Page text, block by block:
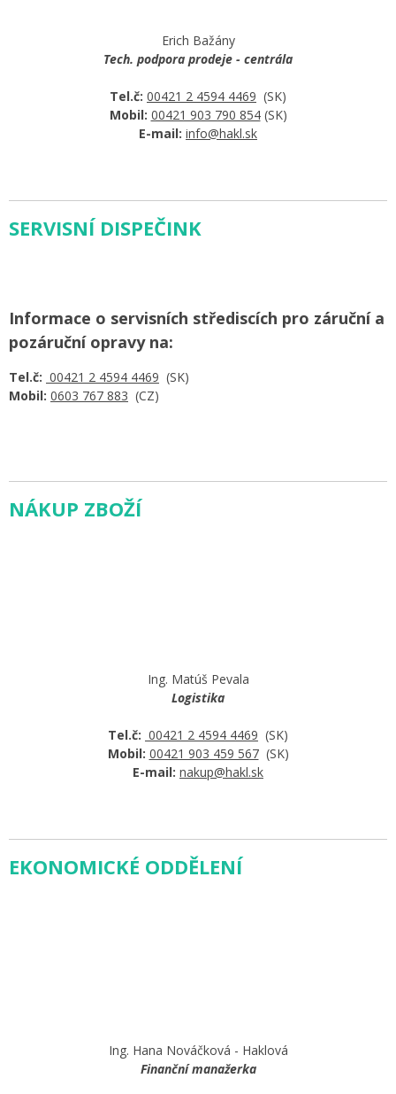
Erich Bažány
Tech. podpora prodeje - centrála
Tel.č: 00421 2 4594 4469 (SK)
Mobil: 00421 903 790 854(SK)
E-mail: info@hakl.sk
SERVISNÍ DISPEČINK
Informace o servisních střediscích pro záruční a
pozáruční opravy na:
Tel.č: 00421 2 4594 4469 (SK)
Mobil: 0603 767 883 (CZ)
NÁKUP ZBOŽÍ
Ing. Matúš Pevala
Logistika
Tel.č: 00421 2 4594 4469 (SK)
Mobil: 00421 903 459 567(SK)
E-mail: nakup@hakl.sk
EKONOMICKÉ ODDĚLENÍ
Ing. Hana Nováčková - Haklová
Finanční manažerka